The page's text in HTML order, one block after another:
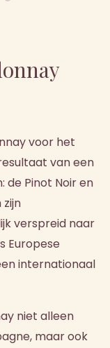
voor het
van een
de Pinot Noir en
verspreid naar
Europese
internationaal
niet alleen
maar ook